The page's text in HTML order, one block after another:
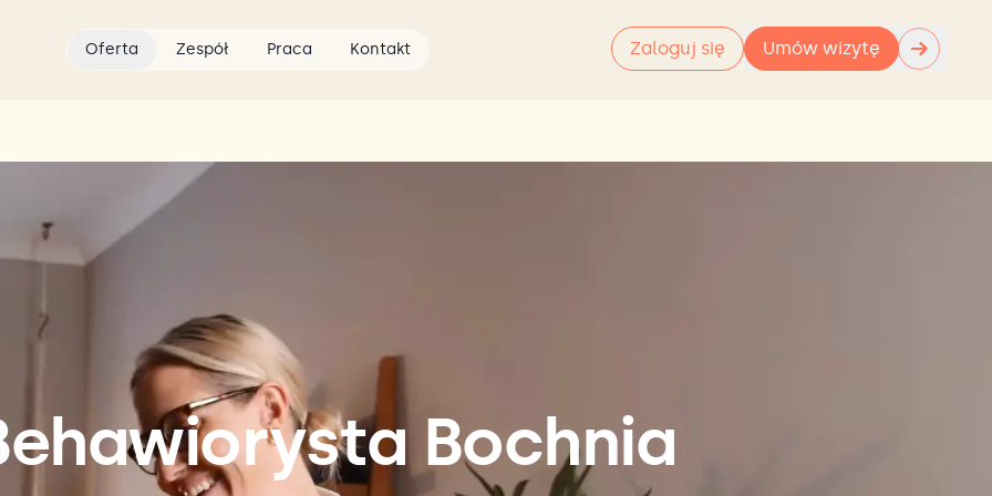
Oferta Zespół Praca Kontakt Zaloguj się Umów wizytę →
Bochnia